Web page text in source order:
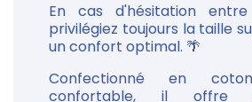
En cas d'hésitation
privilégiez toujours la taille
un confort optimal. 🌴
Confectionné en
confortable, il offre